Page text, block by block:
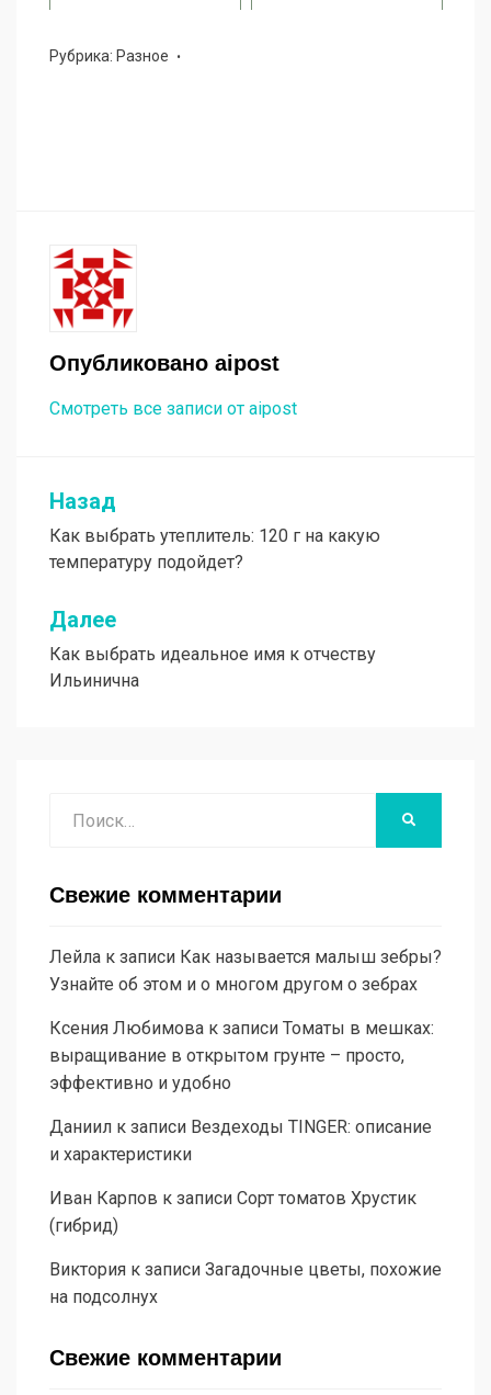
Рубрика: Разное
Опубликовано aipost
Смотреть все записи от aipost
Навигация
по
записям
Назад
Как выбрать утеплитель: 120 г на какую
температуру подойдет?
Далее
Как выбрать идеальное имя к отчеству
Ильинична
Свежие комментарии
Лейла к записи Как называется малыш зебры?
Узнайте об этом и о многом другом о зебрах
Ксения Любимова к записи Томаты в мешках:
выращивание в открытом грунте – просто,
эффективно и удобно
Даниил к записи Вездеходы TINGER: описание
и характеристики
Иван Карпов к записи Сорт томатов Хрустик
(гибрид)
Виктория к записи Загадочные цветы, похожие
на подсолнух
Свежие комментарии